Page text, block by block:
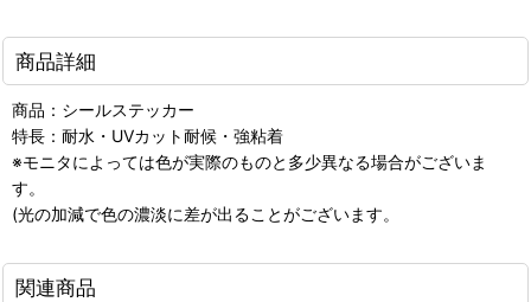
商品詳細
商品：シールステッカー
特長：耐水・UVカット耐候・強粘着
※モニタによっては色が実際のものと多少異なる場合がございま
す。
(光の加減で色の濃淡に差が出ることがございます。
関連商品